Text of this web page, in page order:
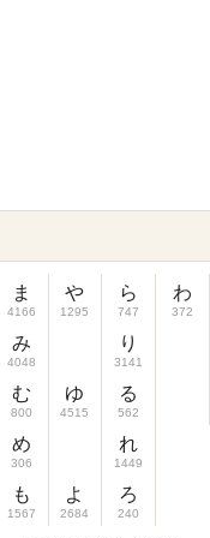
ま
4166
み
4048
む
800
め
306
も
1567
や
1295
ゆ
4515
よ
2684
ら
747
り
3141
る
562
れ
1449
ろ
240
わ
372